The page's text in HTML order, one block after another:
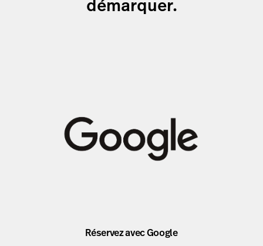
démarquer.
Réservez avec Google